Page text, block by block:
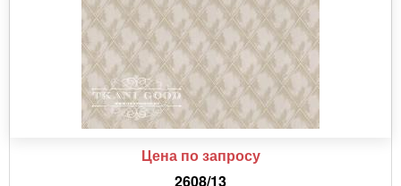
Цена по запросу
2608/13